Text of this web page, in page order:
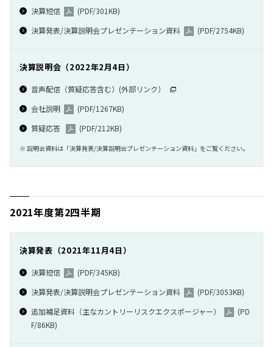
バックナンバー
決算短信
(PDF/301KB)
決算発表/決算説明会プレゼンテーション資料
(PDF/2754KB)
決算説明会（2022年2月4日）
音声配信（質疑応答含む）(外部リンク）
会社説明
(PDF/1267KB)
質疑応答
(PDF/212KB)
※ 説明会資料は「決算発表/決算説明会プレゼンテーション資料」をご覧ください。
2021年度第2四半期
決算発表（2021年11月4日）
決算短信
(PDF/345KB)
決算発表/決算説明会プレゼンテーション資料
(PDF/3053KB)
追加補足資料（主なカントリーリスクエクスポージャー）
(PD
F/86KB)